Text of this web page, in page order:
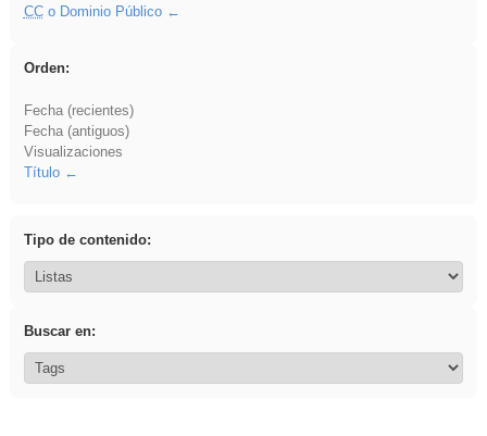
CCo Dominio Público
Orden:
Fecha (recientes)
Fecha (antiguos)
Visualizaciones
Título
Tipo de contenido:
Buscar en: